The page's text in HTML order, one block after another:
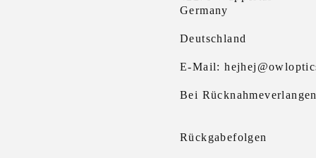
Germany
Deutschland
E-Mail:
Bei
Rückgabefolgen